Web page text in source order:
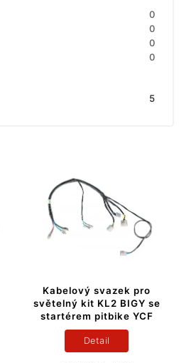
0
0
0
0
5
Kabelový svazek pro
světelný kit KL2 BIGY se
startérem pitbike YCF
Detail